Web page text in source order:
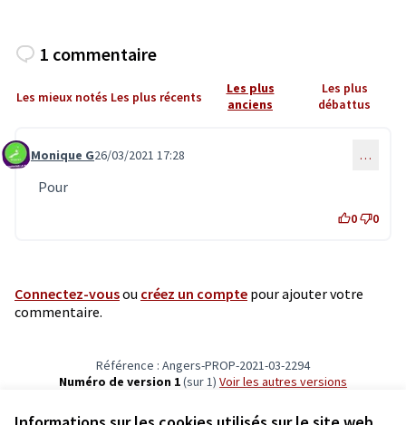
1 commentaire
Les mieux notés Les plus récents
Les plus
anciens
Les plus
débattus
Commentaire 3122
Monique G26/03/2021 17:28 …
Pour
0 0
Connectez-vousou créez un compte pour ajouter votre
commentaire.
Référence : Angers-PROP-2021-03-2294
Numéro de version 1(sur 1)
voir les autres versions